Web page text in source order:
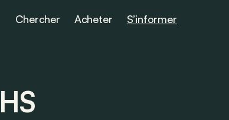
Chercher Acheter S’informer